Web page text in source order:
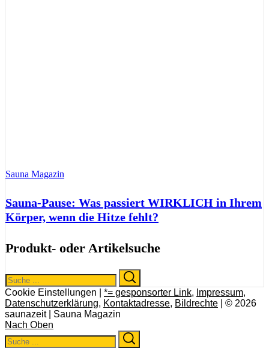
Sauna Magazin
Sauna-Pause: Was passiert WIRKLICH in Ihrem
Körper, wenn die Hitze fehlt?
Produkt- oder Artikelsuche
Search
for:
Cookie Einstellungen | *= gesponsorter Link, Impressum,
Datenschutzerklärung, Kontaktadresse, Bildrechte | © 2026
saunazeit | Sauna Magazin
Nach Oben
Search
for: